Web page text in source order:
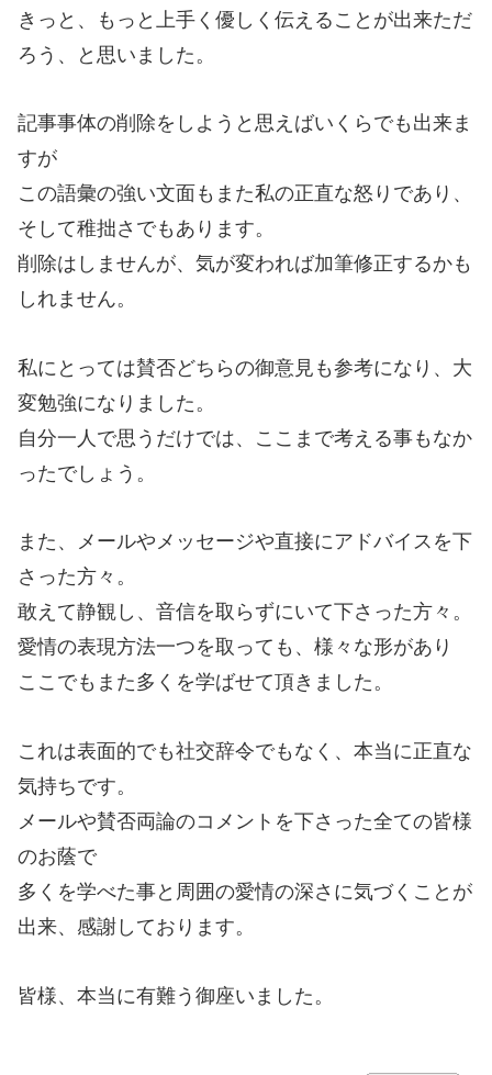
きっと、もっと上手く優しく伝えることが出来ただ
ろう、と思いました。
記事事体の削除をしようと思えばいくらでも出来ま
すが
この語彙の強い文面もまた私の正直な怒りであり、
そして稚拙さでもあります。
削除はしませんが、気が変われば加筆修正するかも
しれません。
私にとっては賛否どちらの御意見も参考になり、大
変勉強になりました。
自分一人で思うだけでは、ここまで考える事もなか
ったでしょう。
また、メールやメッセージや直接にアドバイスを下
さった方々。
敢えて静観し、音信を取らずにいて下さった方々。
愛情の表現方法一つを取っても、様々な形があり
ここでもまた多くを学ばせて頂きました。
これは表面的でも社交辞令でもなく、本当に正直な
気持ちです。
メールや賛否両論のコメントを下さった全ての皆様
のお蔭で
多くを学べた事と周囲の愛情の深さに気づくことが
出来、感謝しております。
皆様、本当に有難う御座いました。